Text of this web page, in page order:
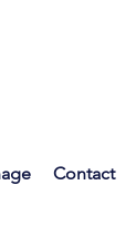
Contact